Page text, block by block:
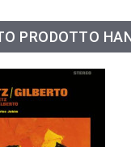
PRODOTTO